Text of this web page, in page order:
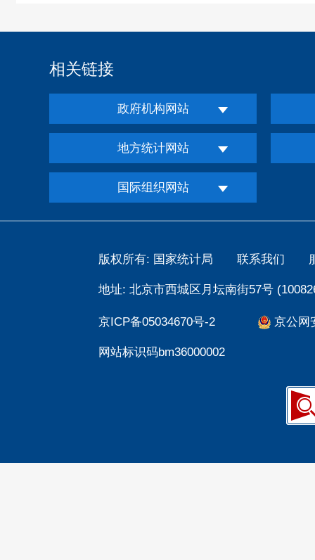
相关链接
政府机构网站
地方统计网站
国际组织网站
版权所有: 国家统计局 联系我们
地址: 北京市西城区月坛南街57号
京ICP备05034670号-2 京公网
网站标识码bm36000002